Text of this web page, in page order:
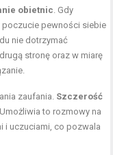
obietnic. Gdy
poczucie pewności siebie
nie dotrzymać
stronę oraz w miarę
zaufania. Szczerość
to rozmowy na
i uczuciami, co pozwala